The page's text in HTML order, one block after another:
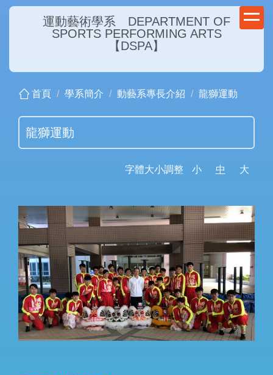
跳
內
運動藝術學系 DEPARTMENT OF
SPORTS PERFORMING ARTS
【DSPA】
首頁 學系簡介 動藝系專長介紹 龍獅運動
龍獅運動
字體大小調整 小 中 大